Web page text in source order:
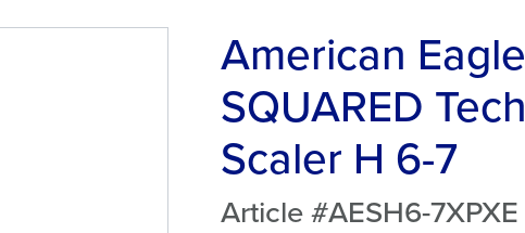
American
SQUARED
Scaler H 6-7
Article #AESH6-7XPXE